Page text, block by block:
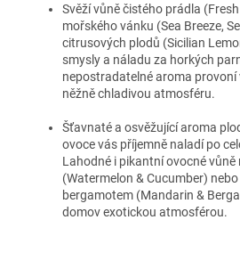
Svěží vůně čistého prádla
mořského vánku (Sea Breeze,
citrusových plodů (Sicilian
smysly a náladu za horkých
nepostradatelné aroma provoní
něžně chladivou atmosféru.
Šťavnaté a osvěžující aroma
ovoce vás příjemně naladí po
Lahodné i pikantní ovocné
(Watermelon & Cucumber)
bergamotem (Mandarin &
domov exotickou atmosférou.